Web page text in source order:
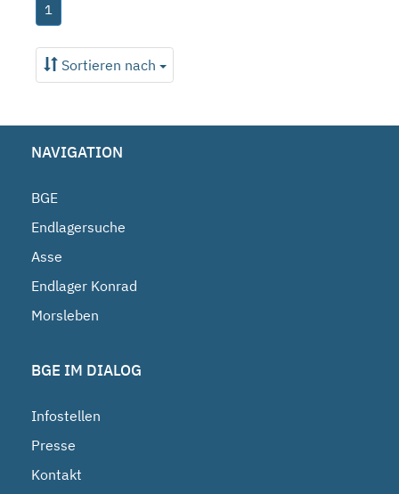
1
Sortieren nach
NAVIGATION
BGE
Endlagersuche
Asse
Endlager Konrad
Morsleben
BGE IM DIALOG
Infostellen
Presse
Kontakt